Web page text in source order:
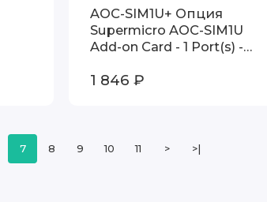
AOC-SIM1U+ Опция
Supermicro AOC-SIM1U
Add-on Card - 1 Port(s) -
1 846 ₽
7 8 9 10 11 > >|